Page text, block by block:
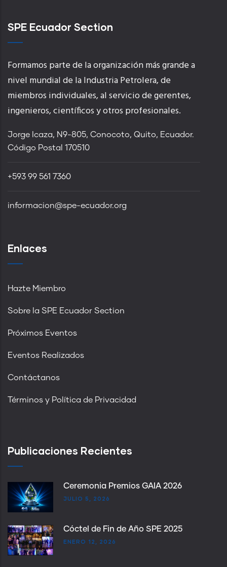
SPE Ecuador Section
Formamos parte de la organización más grande a
nivel mundial de la Industria Petrolera, de
miembros individuales, al servicio de gerentes,
ingenieros, científicos y otros profesionales.
Jorge Icaza, N9-805, Conocoto, Quito, Ecuador.
Código Postal 170510
+593 99 561 7360
informacion@spe-ecuador.org
Enlaces
Hazte Miembro
Sobre la SPE Ecuador Section
Próximos Eventos
Eventos Realizados
Contáctanos
Términos y Política de Privacidad
Publicaciones Recientes
Ceremonia Premios GAIA 2026
JULIO 5, 2026
Cóctel de Fin de Año SPE 2025
ENERO 12, 2026